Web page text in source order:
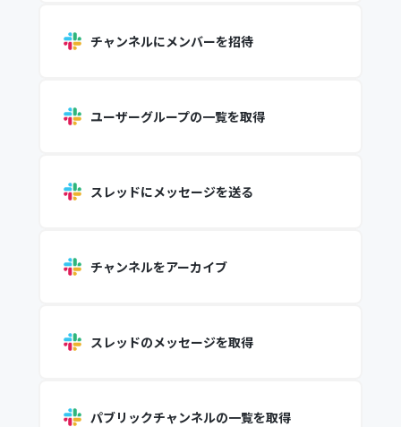
チャンネルにメンバーを招待
ユーザーグループの一覧を取得
スレッドにメッセージを送る
チャンネルをアーカイブ
スレッドのメッセージを取得
パブリックチャンネルの一覧を取得